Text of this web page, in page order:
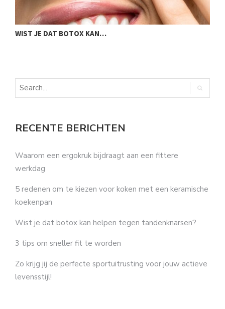
WIST JE DAT BOTOX KAN…
RECENTE BERICHTEN
Waarom een ergokruk bijdraagt aan een fittere
werkdag
5 redenen om te kiezen voor koken met een keramische
koekenpan
Wist je dat botox kan helpen tegen tandenknarsen?
3 tips om sneller fit te worden
Zo krijg jij de perfecte sportuitrusting voor jouw actieve
levensstijl!